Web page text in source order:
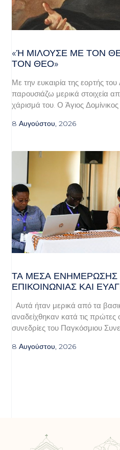
«Ή ΜΙΛΟΎΣΕ ΜΕ ΤΟΝ
Ν ΘΕΌ»
Με την ευκαιρία της εορτής
παρουσιάζω μερικά στοιχεία
χάρισμά του. Ο Άγιος
8 Αυγούστου, 2026
ΤΑ ΜΈΣΑ ΕΝΗΜΈΡΩΣΗΣ
ΕΠΙΚΟΙΝΩΝΊΑΣ ΚΑΙ
Αυτά ήταν μερικά από τα
αναδείχθηκαν κατά τις πρώτες
συνεδρίες του Παγκόσμιου
8 Αυγούστου, 2026